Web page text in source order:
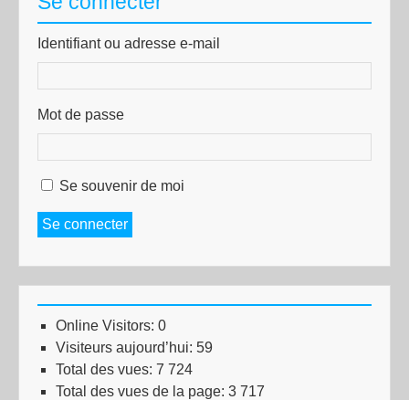
Identifiant ou adresse e-mail
Mot de passe
Se souvenir de moi
Se connecter
Online Visitors: 0
Visiteurs aujourd’hui: 59
Total des vues: 7 724
Total des vues de la page: 3 717